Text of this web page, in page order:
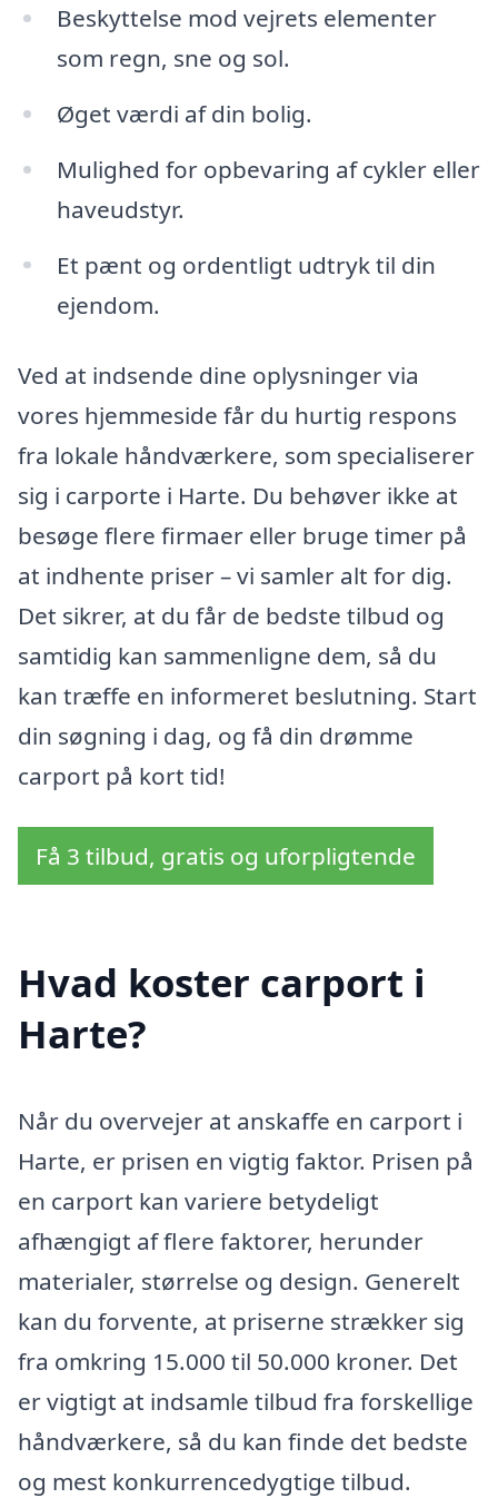
Beskyttelse mod vejrets elementer
som regn, sne og sol.
Øget værdi af din bolig.
Mulighed for opbevaring af cykler eller
haveudstyr.
Et pænt og ordentligt udtryk til din
ejendom.
Ved at indsende dine oplysninger via
vores hjemmeside får du hurtig respons
fra lokale håndværkere, som specialiserer
sig i carporte i Harte. Du behøver ikke at
besøge flere firmaer eller bruge timer på
at indhente priser – vi samler alt for dig.
Det sikrer, at du får de bedste tilbud og
samtidig kan sammenligne dem, så du
kan træffe en informeret beslutning. Start
din søgning i dag, og få din drømme
carport på kort tid!
Få 3 tilbud, gratis og uforpligtende
Hvad koster carport i
Harte?
Når du overvejer at anskaffe en carport i
Harte, er prisen en vigtig faktor. Prisen på
en carport kan variere betydeligt
afhængigt af flere faktorer, herunder
materialer, størrelse og design. Generelt
kan du forvente, at priserne strækker sig
fra omkring 15.000 til 50.000 kroner. Det
er vigtigt at indsamle tilbud fra forskellige
håndværkere, så du kan finde det bedste
og mest konkurrencedygtige tilbud.